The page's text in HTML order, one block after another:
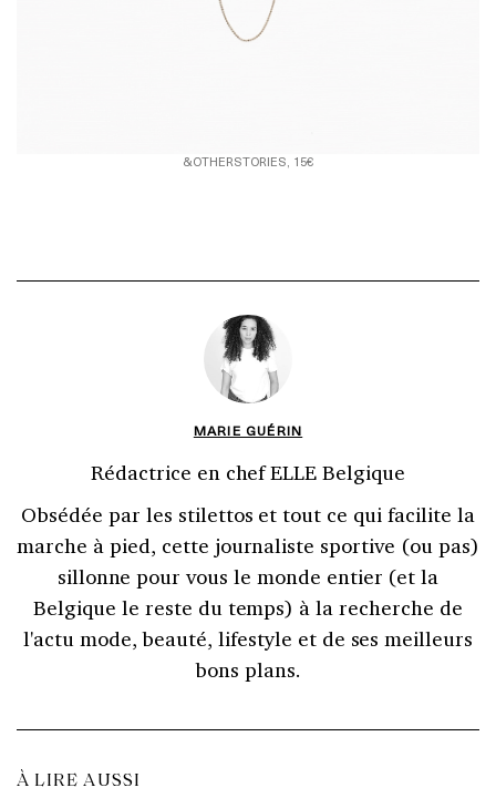
&OTHERSTORIES, 15€
MARIE GUÉRIN
Rédactrice en chef ELLE Belgique
Obsédée par les stilettos et tout ce qui facilite la
marche à pied, cette journaliste sportive (ou pas)
sillonne pour vous le monde entier (et la
Belgique le reste du temps) à la recherche de
l'actu mode, beauté, lifestyle et de ses meilleurs
bons plans.
À LIRE AUSSI